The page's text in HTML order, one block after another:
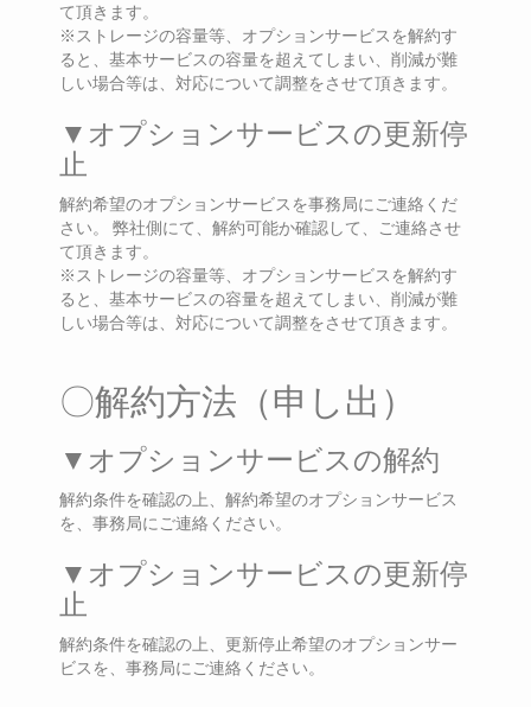
て頂きます。
※ストレージの容量等、オプションサービスを解約す
ると、基本サービスの容量を超えてしまい、削減が難
しい場合等は、対応について調整をさせて頂きます。
▼オプションサービスの更新停
止
解約希望のオプションサービスを事務局にご連絡くだ
さい。 弊社側にて、解約可能か確認して、ご連絡させ
て頂きます。
※ストレージの容量等、オプションサービスを解約す
ると、基本サービスの容量を超えてしまい、削減が難
しい場合等は、対応について調整をさせて頂きます。
〇解約方法（申し出）
▼オプションサービスの解約
解約条件を確認の上、解約希望のオプションサービス
を、事務局にご連絡ください。
▼オプションサービスの更新停
止
解約条件を確認の上、更新停止希望のオプションサー
ビスを、事務局にご連絡ください。